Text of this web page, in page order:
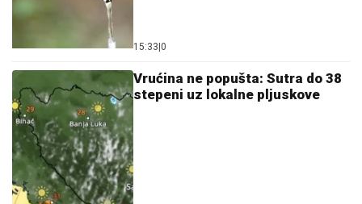
15:33 0
Vrućina ne popušta: Sutra do 38
stepeni uz lokalne pljuskove